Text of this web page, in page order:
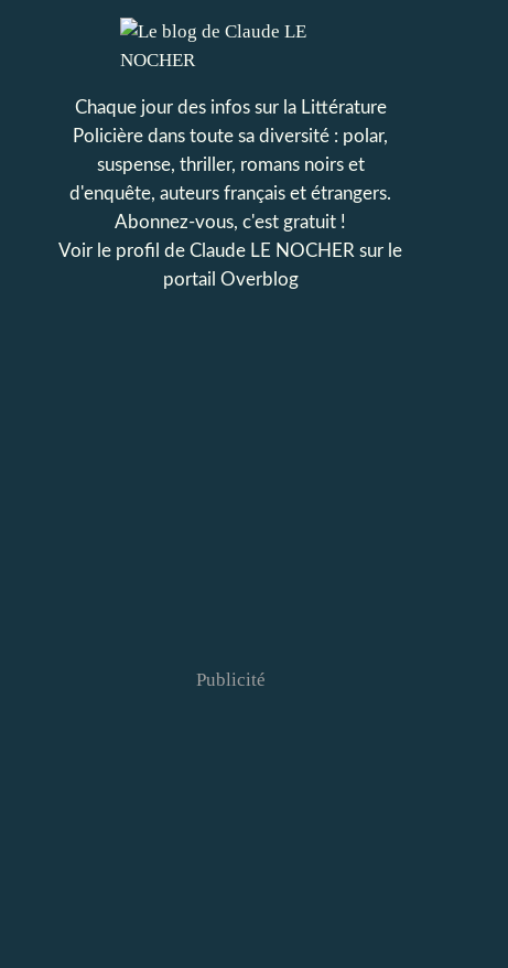
Chaque jour des infos sur la Littérature
Policière dans toute sa diversité : polar,
suspense, thriller, romans noirs et
d'enquête, auteurs français et étrangers.
Abonnez-vous, c'est gratuit !
Voir le profil de Claude LE NOCHER sur le
portail Overblog
Publicité